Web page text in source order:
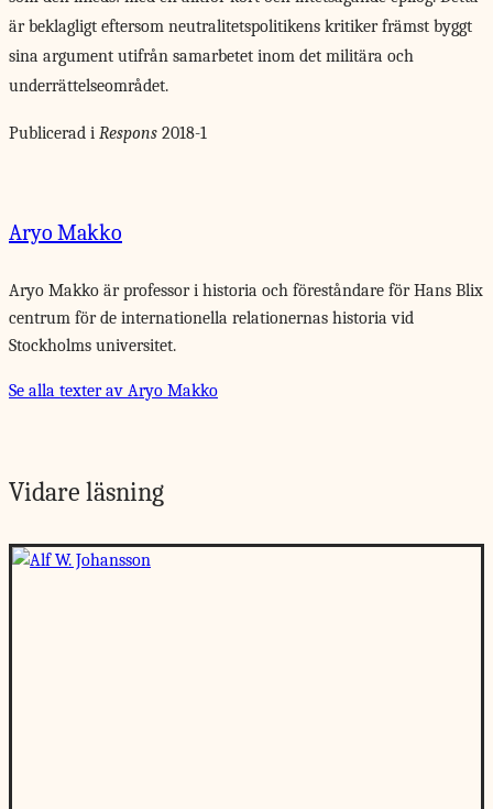
är beklagligt eftersom neutralitetspolitikens kritiker främst byggt
sina argument utifrån samarbetet inom det militära och
underrättelseområdet.
Publicerad i Respons 2018-1
Aryo Makko
Aryo Makko är professor i historia och föreståndare för Hans Blix
centrum för de internationella relationernas historia vid
Stockholms universitet.
Se alla texter av Aryo Makko
Vidare läsning